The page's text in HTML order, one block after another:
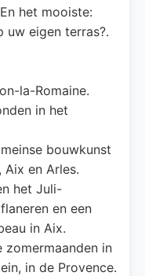
het mooiste:
uw eigen terras?.
la-Romaine.
in het
bouwkunst
Aix en Arles.
het Juli-
en een
in Aix.
zomermaanden in
in de Provence.